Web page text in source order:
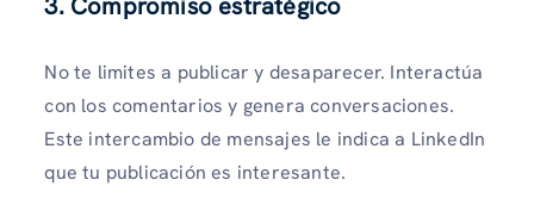
3. Compromiso estratégico
No te limites a publicar y desaparecer. Interactúa
con los comentarios y genera conversaciones.
Este intercambio de mensajes le indica a LinkedIn
que tu publicación es interesante.